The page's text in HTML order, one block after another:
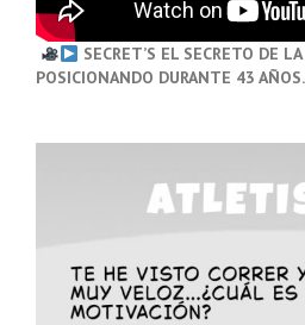
SECRET’S EL SECRETO DE
POSICIONANDO DURANTE 43